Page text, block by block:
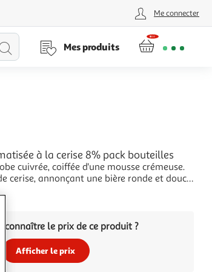
Me connecter
Mes produits
à la cerise 8% pack bouteilles
cuivrée, coiffée d'une mousse crémeuse.
cerise, annonçant une bière ronde et douce.
met en valeur les arômes de malt, de
modérée. Une attaque e
connaître le prix de ce produit ?
Afficher le prix